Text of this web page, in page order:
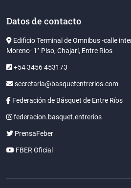
Datos de contacto
Edificio Terminal de Omnibus -calle
Moreno- 1° Piso, Chajarí, Entre Ríos
+54 3456 453173
secretaria@basquetentrerios.com
Federación de Básquet de Entre Ríos
federacion.basquet.entrerios
PrensaFeber
FBER Oficial